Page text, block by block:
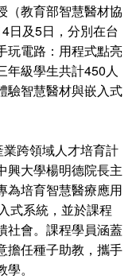
（教育部智慧醫材協
日及5日，分別在台
玩電路：用程式點亮
年級學生共計450人
驗智慧醫材與嵌入式
跨領域人才培育計
興大學楊明德院長主
為培育智慧醫療應用
式系統，並於課程
社會。課程學員涵蓋
擔任種子助教，攜手
。